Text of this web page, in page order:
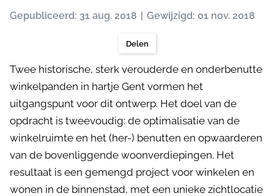
Gepubliceerd: 31 aug. 2018 Gewijzigd: 01 nov. 2018
Delen
Twee historische, sterk verouderde en onderbenutte
winkelpanden in hartje Gent vormen het
uitgangspunt voor dit ontwerp. Het doel van de
opdracht is tweevoudig: de optimalisatie van de
winkelruimte en het (her-) benutten en opwaarderen
van de bovenliggende woonverdiepingen. Het
resultaat is een gemengd project voor winkelen en
wonen in de binnenstad, met een unieke zichtlocatie